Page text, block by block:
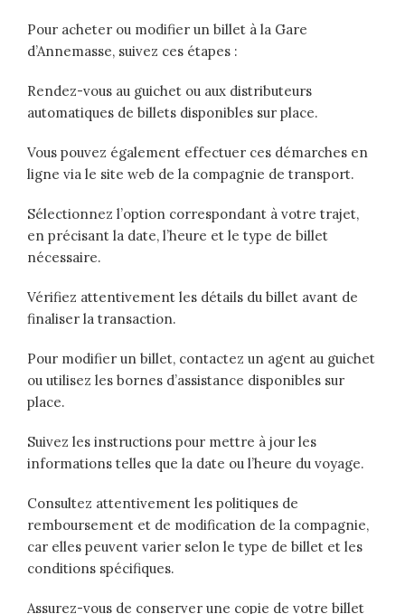
Pour acheter ou modifier un billet à la Gare
d’Annemasse, suivez ces étapes :
Rendez-vous au guichet ou aux distributeurs
automatiques de billets disponibles sur place.
Vous pouvez également effectuer ces démarches en
ligne via le site web de la compagnie de transport.
Sélectionnez l’option correspondant à votre trajet,
en précisant la date, l’heure et le type de billet
nécessaire.
Vérifiez attentivement les détails du billet avant de
finaliser la transaction.
Pour modifier un billet, contactez un agent au guichet
ou utilisez les bornes d’assistance disponibles sur
place.
Suivez les instructions pour mettre à jour les
informations telles que la date ou l’heure du voyage.
Consultez attentivement les politiques de
remboursement et de modification de la compagnie,
car elles peuvent varier selon le type de billet et les
conditions spécifiques.
Assurez-vous de conserver une copie de votre billet